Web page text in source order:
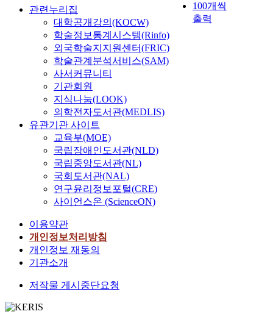
100개씩
출력
관련누리집
대학공개강의(KOCW)
학술정보통계시스템(Rinfo)
외국학술지지원센터(FRIC)
학술관계분석서비스(SAM)
사서커뮤니티
기관회원
지식나눔(LOOK)
의학전자도서관(MEDLIS)
유관기관 사이트
교육부(MOE)
국립장애인도서관(NLD)
국립중앙도서관(NL)
국회도서관(NAL)
연구윤리정보포털(CRE)
사이언스온 (ScienceON)
이용약관
개인정보처리방침
개인정보 재동의
기관소개
저작물 게시중단요청